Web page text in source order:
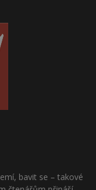
bavit se – takové